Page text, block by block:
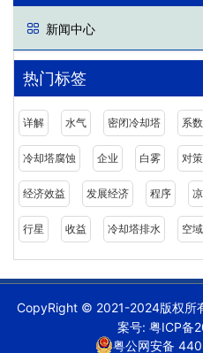
新闻中心
热门标签
详解 水气 密闭冷却塔 系数
冷却塔腐蚀 企业 白雾 对策
经济效益 发展经济 程序
行星 收益 冷却塔排水 空域
CopyRight © 2021-2024版权所
案号: 粤ICP备
粤公网安备